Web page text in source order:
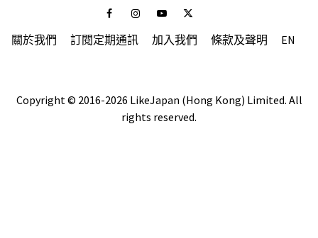
FacebookInstagramYoutubeTwitter
關於我們 訂閱定期通訊 加入我們 條款及聲明 EN
Copyright © 2016-2026 LikeJapan (Hong Kong) Limited. All
rights reserved.